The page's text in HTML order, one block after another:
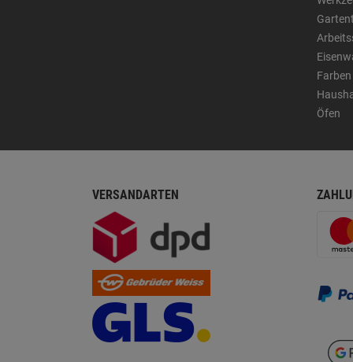
Öfen
VERSANDARTEN